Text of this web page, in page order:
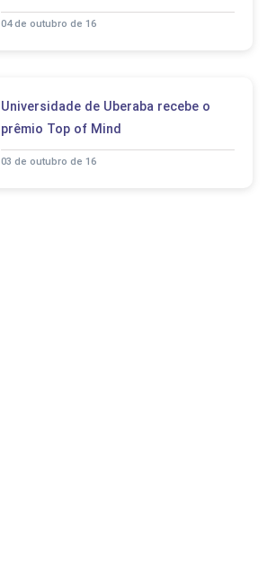
04 de outubro de 16
Universidade de Uberaba recebe o
prêmio Top of Mind
03 de outubro de 16